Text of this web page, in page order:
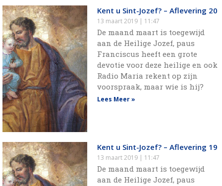
Kent u Sint-Jozef? – Aflevering 20
13 maart 2019 11:47
De maand maart is toegewijd
aan de Heilige Jozef, paus
Franciscus heeft een grote
devotie voor deze heilige en ook
Radio Maria rekent op zijn
voorspraak, maar wie is hij?
Lees Meer »
Kent u Sint-Jozef? – Aflevering 19
13 maart 2019 11:47
De maand maart is toegewijd
aan de Heilige Jozef, paus